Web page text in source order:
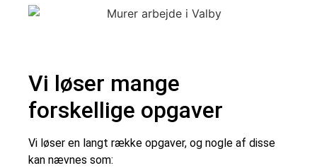
Vi løser mange
forskellige opgaver
Vi løser en langt række opgaver, og nogle af disse
kan nævnes som: